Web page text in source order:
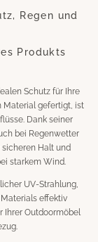
Regen und
Produkts
Schutz für Ihre
Material gefertigt, ist
Dank seiner
bei Regenwetter
Halt und
starkem Wind.
UV-Strahlung,
effektiv
Ihrer Outdoormöbel